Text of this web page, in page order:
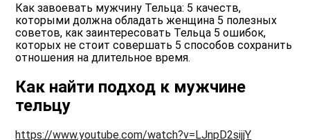
Как завоевать мужчину Тельца: 5 качеств,
которыми должна обладать женщина 5 полезных
советов, как заинтересовать Тельца 5 ошибок,
которых не стоит совершать 5 способов сохранить
отношения на длительное время.
Как найти подход к мужчине
тельцу
https://www.youtube.com/watch?v=LJnpD2sijjY